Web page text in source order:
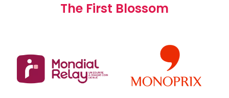
The First Blossom